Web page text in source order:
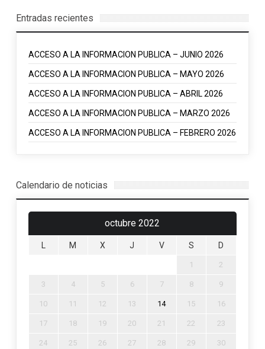
Entradas recientes
ACCESO A LA INFORMACION PUBLICA – JUNIO 2026
ACCESO A LA INFORMACION PUBLICA – MAYO 2026
ACCESO A LA INFORMACION PUBLICA – ABRIL 2026
ACCESO A LA INFORMACION PUBLICA – MARZO 2026
ACCESO A LA INFORMACION PUBLICA – FEBRERO 2026
Calendario de noticias
octubre 2022
M X J V S D
1 2
3 4 5 6 7 8 9
10 11 12 13 14 15 16
17 18 19 20 21 22 23
24 25 26 27 28 29 30